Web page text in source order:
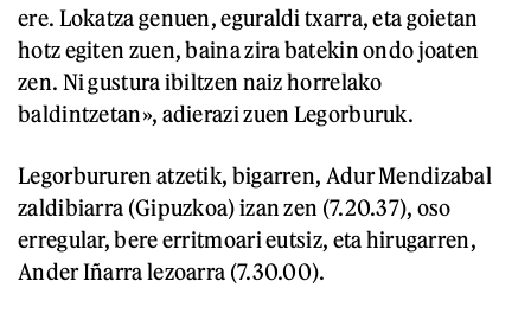
ere. Lokatza genuen, eguraldi txarra, eta goietan
hotz egiten zuen, baina zira batekin ondo joaten
zen. Ni gustura ibiltzen naiz horrelako
baldintzetan», adierazi zuen Legorburuk.
Legorbururen atzetik, bigarren, Adur Mendizabal
zaldibiarra (Gipuzkoa) izan zen (7.20.37), oso
erregular, bere erritmoari eutsiz, eta hirugarren,
Ander Iñarra lezoarra (7.30.00).